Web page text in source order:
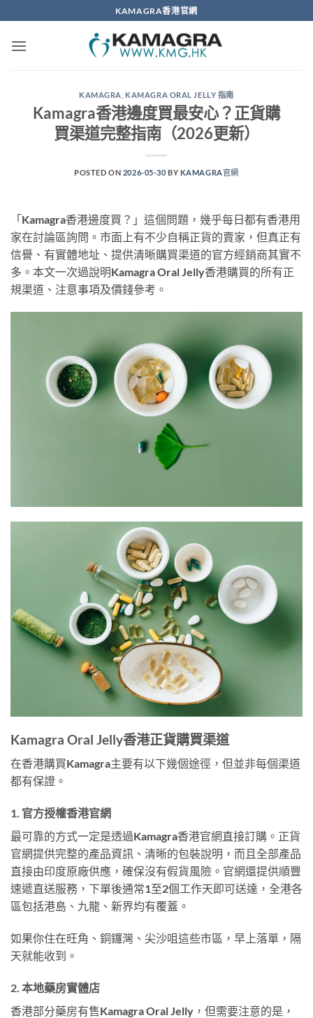
to
content
KAMAGRA香港官網
KAMAGRA KAMAGRA ORAL JELLY 指南
Kamagra香港邊度買最安心？正貨購
買渠道完整指南（2026更新）
POSTED ON 2026-05-30 BY KAMAGRA官網
「Kamagra香港邊度買？」這個問題，幾乎每日都有香港用
家在討論區詢問。市面上有不少自稱正貨的賣家，但真正有
信譽、有實體地址、提供清晰購買渠道的官方經銷商其實不
多。本文一次過說明Kamagra Oral Jelly香港購買的所有正
規渠道、注意事項及價錢參考。
Kamagra Oral Jelly香港正貨購買渠道
在香港購買Kamagra主要有以下幾個途徑，但並非每個渠道
都有保證。
1. 官方授權香港官網
最可靠的方式一定是透過Kamagra香港官網直接訂購。正貨
官網提供完整的產品資訊、清晰的包裝說明，而且全部產品
直接由印度原廠供應，確保沒有假貨風險。官網還提供順豐
速遞直送服務，下單後通常1至2個工作天即可送達，全港各
區包括港島、九龍、新界均有覆蓋。
如果你住在旺角、銅鑼灣、尖沙咀這些市區，早上落單，隔
天就能收到。
2. 本地藥房實體店
香港部分藥房有售Kamagra Oral Jelly，但需要注意的是，